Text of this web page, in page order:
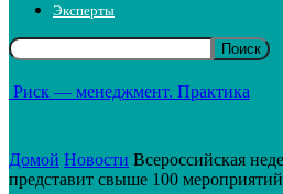
Эксперты
Риск — менеджмент. Практика
Домой Новости Всероссийская
представит свыше 100 мероприятий